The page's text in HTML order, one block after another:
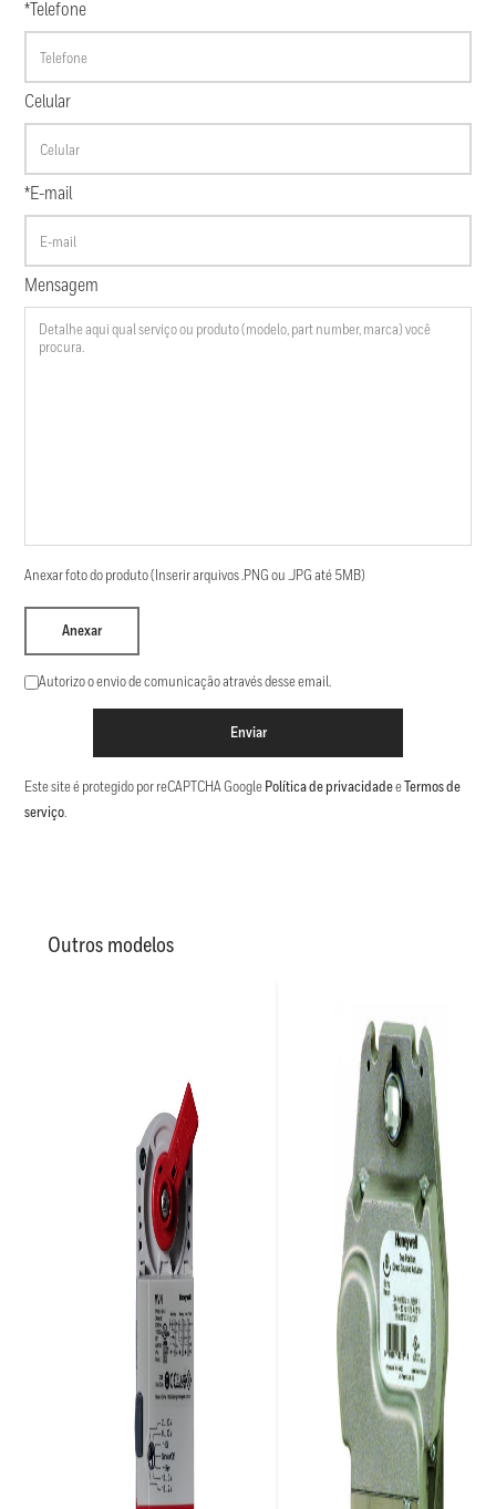
*Telefone
Celular
*E-mail
Mensagem
Anexar foto do produto (Inserir arquivos .PNG ou .JPG até 5MB)
Anexar
Autorizo o envio de comunicação através desse email.
Enviar
Este site é protegido por reCAPTCHA Google Política de privacidadee Termos de
serviço.
Outros modelos